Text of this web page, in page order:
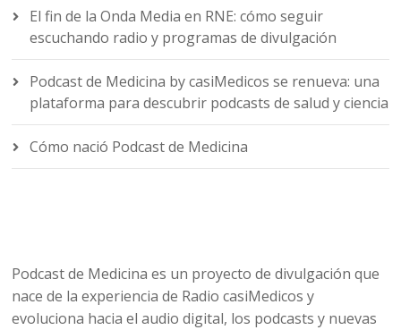
El fin de la Onda Media en RNE: cómo seguir
escuchando radio y programas de divulgación
Podcast de Medicina by casiMedicos se renueva: una
plataforma para descubrir podcasts de salud y ciencia
Cómo nació Podcast de Medicina
Podcast de Medicina es un proyecto de divulgación que
nace de la experiencia de Radio casiMedicos y
evoluciona hacia el audio digital, los podcasts y nuevas